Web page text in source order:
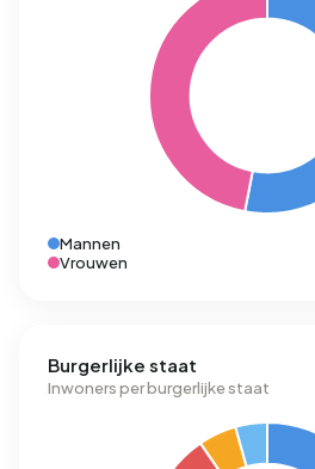
Mannen
Vrouwen
Burgerlijke staat
Inwoners per burgerlijke staat